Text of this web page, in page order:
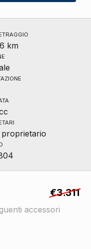
km
€3.311
accessori